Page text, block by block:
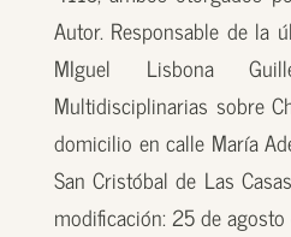
Autor. Responsable de la
MIguel Lisbona
Multidisciplinarias sobre
domicilio en calle María
San Cristóbal de Las
modificación: 25 de